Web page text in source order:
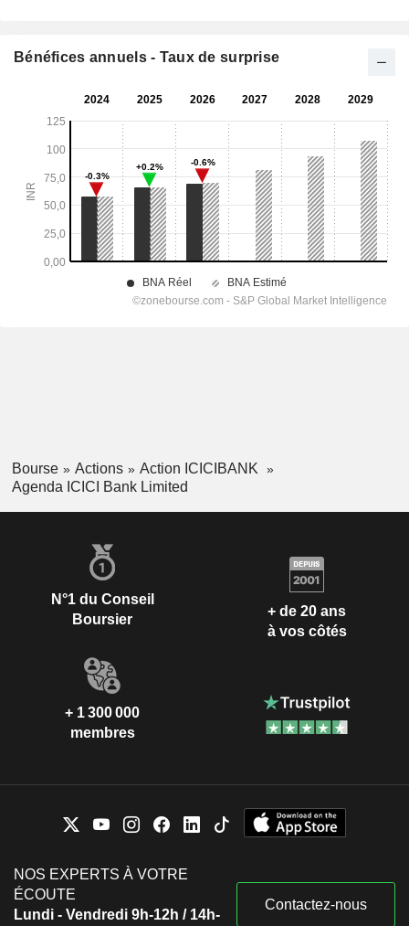
Bénéfices annuels - Taux de surprise
Bourse Actions
Action ICICIBANK
Agenda ICICI Bank Limited
N°1 du Conseil
Boursier
+ de 20 ans
à vos côtés
+ 1 300 000
membres
NOS EXPERTS À VOTRE
ÉCOUTE
Lundi - Vendredi 9h-12h / 14h-
Contactez-nous